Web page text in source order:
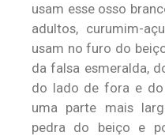
usam esse osso
adultos, curumim-
usam no furo do
da falsa esmeralda,
do lado de fora e
uma parte mais
pedra do beiço e